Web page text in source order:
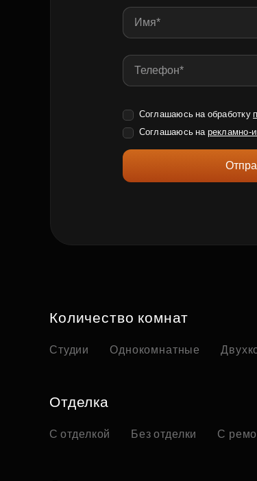
Соглашаюсь на обработку
Соглашаюсь на рекламно-
Количество комнат
Студии Однокомнатные
Отделка
С отделкой Без отделки С